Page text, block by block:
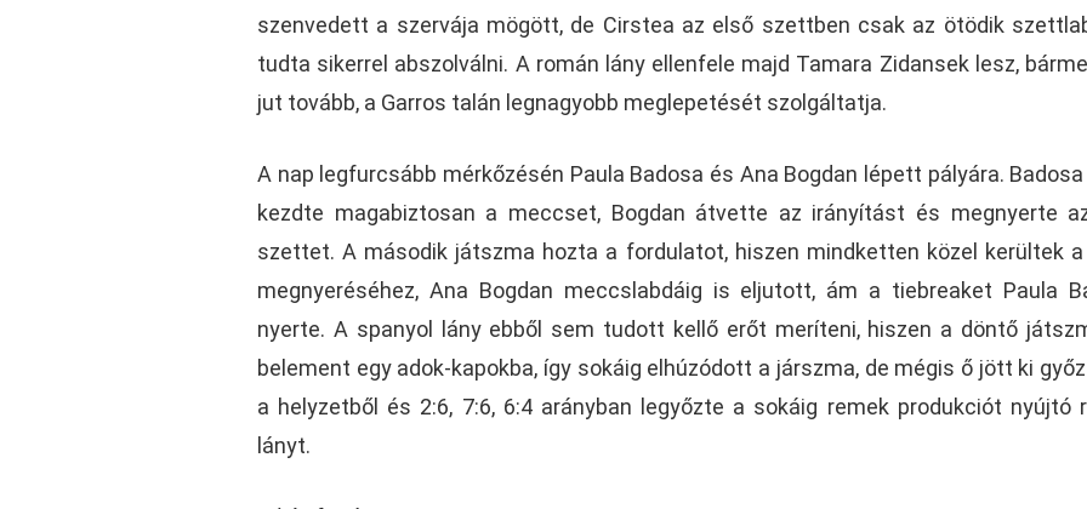
szenvedett a szervája mögött, de Cirstea az első szettben csak az ötödik
tudta sikerrel abszolválni. A román lány ellenfele majd Tamara Zidansek lesz,
jut tovább, a Garros talán legnagyobb meglepetését szolgáltatja.
A nap legfurcsább mérkőzésén Paula Badosa és Ana Bogdan lépett pályára.
kezdte magabiztosan a meccset, Bogdan átvette az irányítást és megnyerte
szettet. A második játszma hozta a fordulatot, hiszen mindketten közel kerültek
megnyeréséhez, Ana Bogdan meccslabdáig is eljutott, ám a tiebreaket Paula
nyerte. A spanyol lány ebből sem tudott kellő erőt meríteni, hiszen a döntő
belement egy adok-kapokba, így sokáig elhúzódott a járszma, de mégis ő jött ki
a helyzetből és 2:6, 7:6, 6:4 arányban legyőzte a sokáig remek produkciót nyújtó
lányt.